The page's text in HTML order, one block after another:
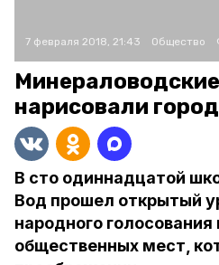
7 февраля 2018, 21:43 Общество
нарисовали
В сто одиннадцатой
Вод прошел открытый
народного
общественных мест,